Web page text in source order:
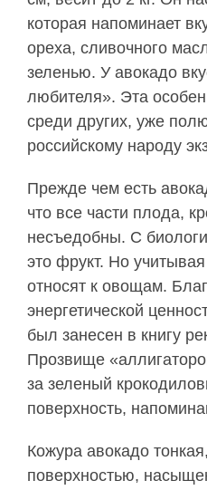
которая напоминает
ореха, сливочного
зеленью. У авокадо
любителя». Эта
среди других, уже
российскому народу
Прежде чем есть
что все части плода,
несъедобны. С
это фрукт. Но учитывая
относят к овощам.
энергетической
был занесен в книгу
Прозвище
за зеленый
поверхность,
Кожура авокадо
поверхностью,